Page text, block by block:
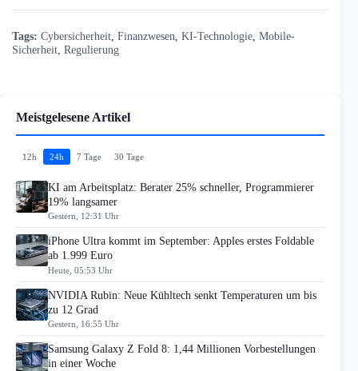
Tags: Cybersicherheit Finanzwesen KI-Technologie Mobile-
Sicherheit Regulierung
Meistgelesene Artikel
12h 24h 7 Tage 30 Tage
KI am Arbeitsplatz: Berater 25% schneller, Programmierer
19% langsamer
Gestern, 12:31 Uhr
iPhone Ultra kommt im September: Apples erstes Foldable
ab 1.999 Euro
Heute, 05:53 Uhr
NVIDIA Rubin: Neue Kühltech senkt Temperaturen um bis
zu 12 Grad
Gestern, 16:55 Uhr
Samsung Galaxy Z Fold 8: 1,44 Millionen Vorbestellungen
in einer Woche